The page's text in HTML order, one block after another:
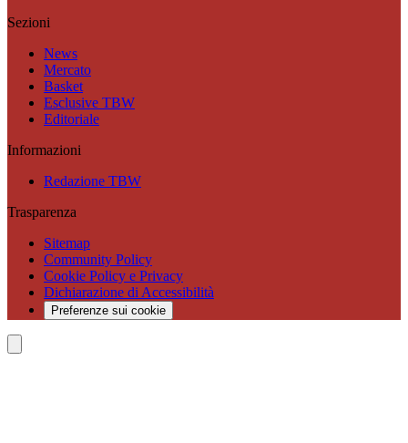
Sezioni
News
Mercato
Basket
Esclusive TBW
Editoriale
Informazioni
Redazione TBW
Trasparenza
Sitemap
Community Policy
Cookie Policy e Privacy
Dichiarazione di Accessibilità
Preferenze sui cookie